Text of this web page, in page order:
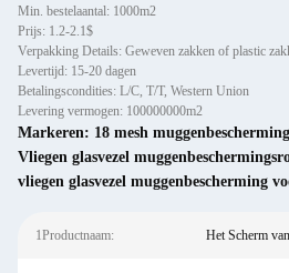
Min. bestelaantal: 1000m2
Prijs: 1.2-2.1$
Verpakking Details: Geweven zakken of plastic
Levertijd: 15-20 dagen
Betalingscondities: L/C, T/T, Western Union
Levering vermogen: 100000000m2
Markeren: 18 mesh
Vliegen glasvezel
vliegen glasvezel muggenbescherming
1Productnaam: Het Scherm